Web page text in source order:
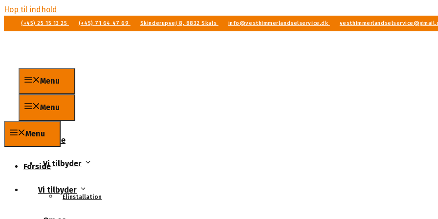
Hop til indhold
(+45) 25 15 13 25 (+45) 71 64 47 69 Skinderupvej 8, 8832 Skals info@vesthimmerlandselservice.dk
Menu
Menu
Forside
Vi tilbyder
Elinstallation
Menu
Forside
Vi tilbyder